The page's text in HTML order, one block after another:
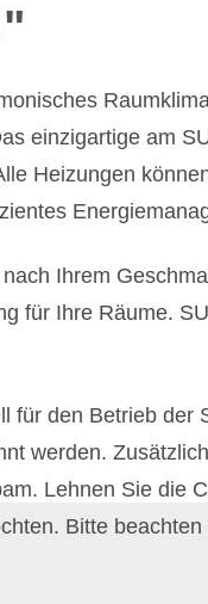
einzigartige am
Heizungen
Ihrem
für Ihre Räume.
den Betrieb
werden.
Lehnen Sie
Bitte